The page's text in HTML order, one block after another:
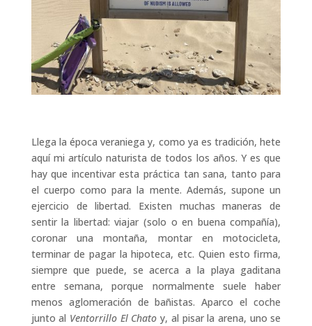
Llega la época veraniega y, como ya es tradición, hete
aquí mi artículo naturista de todos los años. Y es que
hay que incentivar esta práctica tan sana, tanto para
el cuerpo como para la mente. Además, supone un
ejercicio de libertad. Existen muchas maneras de
sentir la libertad: viajar (solo o en buena compañía),
coronar una montaña, montar en motocicleta,
terminar de pagar la hipoteca, etc. Quien esto firma,
siempre que puede, se acerca a la playa gaditana
entre semana, porque normalmente suele haber
menos aglomeración de bañistas. Aparco el coche
junto al Ventorrillo El Chato y, al pisar la arena, uno se